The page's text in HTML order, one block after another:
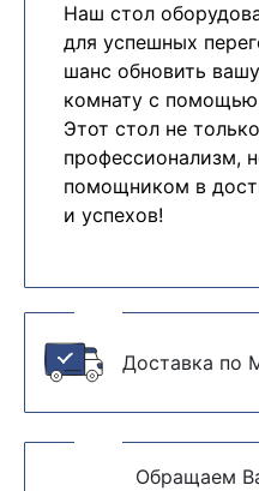
Наш стол
для успешных
шанс обновить
комнату с
Этот стол не
профессионализм,
помощником в
и успехов!
Доставка по
Обращаем